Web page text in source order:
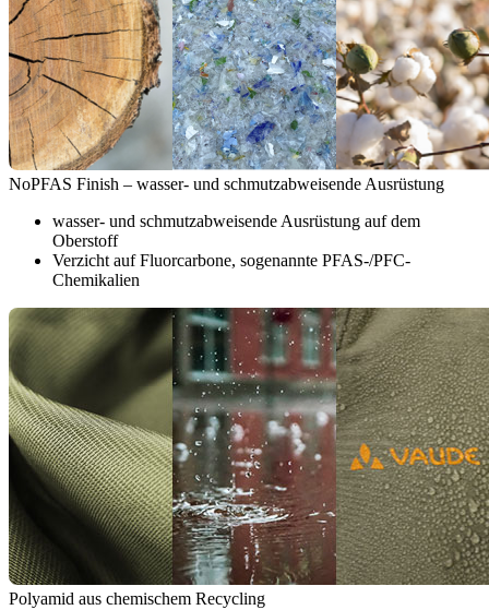
NoPFAS Finish – wasser- und schmutzabweisende Ausrüstung
wasser- und schmutzabweisende Ausrüstung auf dem
Oberstoff
Verzicht auf Fluorcarbone, sogenannte PFAS-/PFC-
Chemikalien
Polyamid aus chemischem Recycling